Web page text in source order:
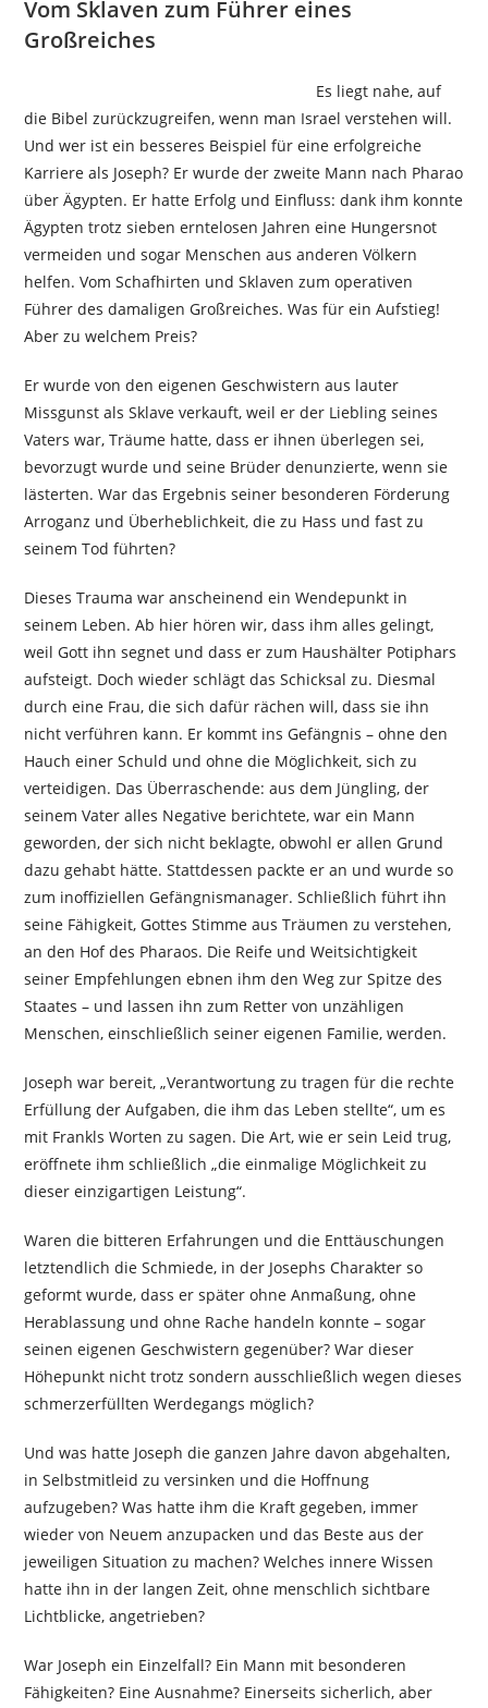
Vom Sklaven zum Führer eines
Großreiches
Es liegt nahe, auf
die Bibel zurückzugreifen, wenn man Israel verstehen will.
Und wer ist ein besseres Beispiel für eine erfolgreiche
Karriere als Joseph? Er wurde der zweite Mann nach Pharao
über Ägypten. Er hatte Erfolg und Einfluss: dank ihm konnte
Ägypten trotz sieben erntelosen Jahren eine Hungersnot
vermeiden und sogar Menschen aus anderen Völkern
helfen. Vom Schafhirten und Sklaven zum operativen
Führer des damaligen Großreiches. Was für ein Aufstieg!
Aber zu welchem Preis?
Er wurde von den eigenen Geschwistern aus lauter
Missgunst als Sklave verkauft, weil er der Liebling seines
Vaters war, Träume hatte, dass er ihnen überlegen sei,
bevorzugt wurde und seine Brüder denunzierte, wenn sie
lästerten. War das Ergebnis seiner besonderen Förderung
Arroganz und Überheblichkeit, die zu Hass und fast zu
seinem Tod führten?
Dieses Trauma war anscheinend ein Wendepunkt in
seinem Leben. Ab hier hören wir, dass ihm alles gelingt,
weil Gott ihn segnet und dass er zum Haushälter Potiphars
aufsteigt. Doch wieder schlägt das Schicksal zu. Diesmal
durch eine Frau, die sich dafür rächen will, dass sie ihn
nicht verführen kann. Er kommt ins Gefängnis – ohne den
Hauch einer Schuld und ohne die Möglichkeit, sich zu
verteidigen. Das Überraschende: aus dem Jüngling, der
seinem Vater alles Negative berichtete, war ein Mann
geworden, der sich nicht beklagte, obwohl er allen Grund
dazu gehabt hätte. Stattdessen packte er an und wurde so
zum inoffiziellen Gefängnismanager. Schließlich führt ihn
seine Fähigkeit, Gottes Stimme aus Träumen zu verstehen,
an den Hof des Pharaos. Die Reife und Weitsichtigkeit
seiner Empfehlungen ebnen ihm den Weg zur Spitze des
Staates – und lassen ihn zum Retter von unzähligen
Menschen, einschließlich seiner eigenen Familie, werden.
Joseph war bereit, „Verantwortung zu tragen für die rechte
Erfüllung der Aufgaben, die ihm das Leben stellte“, um es
mit Frankls Worten zu sagen. Die Art, wie er sein Leid trug,
eröffnete ihm schließlich „die einmalige Möglichkeit zu
dieser einzigartigen Leistung“.
Waren die bitteren Erfahrungen und die Enttäuschungen
letztendlich die Schmiede, in der Josephs Charakter so
geformt wurde, dass er später ohne Anmaßung, ohne
Herablassung und ohne Rache handeln konnte – sogar
seinen eigenen Geschwistern gegenüber? War dieser
Höhepunkt nicht trotz sondern ausschließlich wegen dieses
schmerzerfüllten Werdegangs möglich?
Und was hatte Joseph die ganzen Jahre davon abgehalten,
in Selbstmitleid zu versinken und die Hoffnung
aufzugeben? Was hatte ihm die Kraft gegeben, immer
wieder von Neuem anzupacken und das Beste aus der
jeweiligen Situation zu machen? Welches innere Wissen
hatte ihn in der langen Zeit, ohne menschlich sichtbare
Lichtblicke, angetrieben?
War Joseph ein Einzelfall? Ein Mann mit besonderen
Fähigkeiten? Eine Ausnahme? Einerseits sicherlich, aber